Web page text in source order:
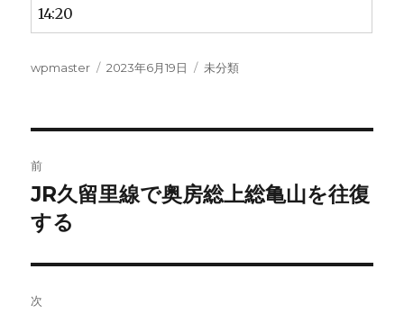
14:20
投
wpmaster
投
2023年6月19日
カ
未分類
稿
ナ
ビ
ゲ
前
前
の
稿:
JR久留里線で奥房総上総亀山を往復
する
次